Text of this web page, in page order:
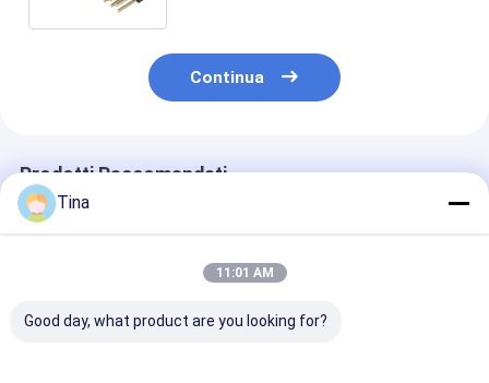
Continua
Prodotti Raccomandati
Tina
11:01 AM
Good day, what product are you looking for?